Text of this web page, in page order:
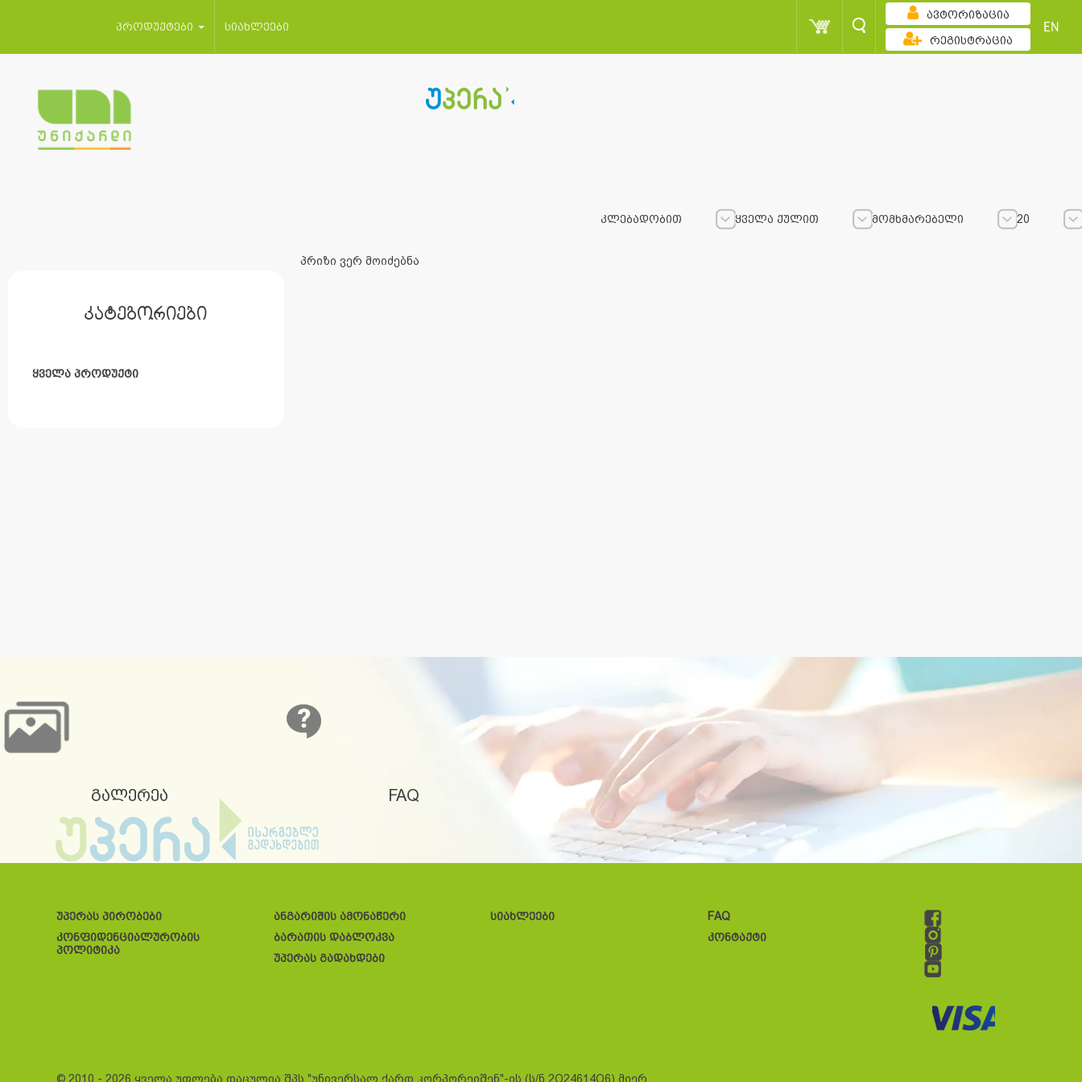
პროდუქტები სიახლეები
ავტორიზაცია
რეგისტრაცია
EN
კატეგორიები
ყველა პროდუქტი
კლებადობით ყველა ქულით მომხმარებელი
20
პრიზი ვერ მოიძებნა
გალერეა FAQ
უპერას პირობები
კონფიდენციალურობის
პოლიტიკა
ანგარიშის ამონაწერი
ბარათის დაბლოკვა
უპერას გადახდები
სიახლეები
FAQ
კონტაქტი
© 2010 - 2026 ყველა უფლება დაცულია შპს "უნივერსალ ქარდ კორპორეიშენ"-ის (ს/ნ 2O24614O6) მიერ